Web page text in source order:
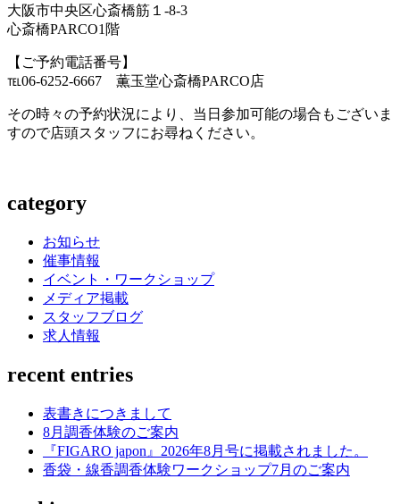
大阪市中央区心斎橋筋１-8-3
心斎橋PARCO1階
【ご予約電話番号】
℡06-6252-6667 薫玉堂心斎橋PARCO店
その時々の予約状況により、当日参加可能の場合もございま
すので店頭スタッフにお尋ねください。
category
お知らせ
催事情報
イベント・ワークショップ
メディア掲載
スタッフブログ
求人情報
recent entries
表書きにつきまして
8月調香体験のご案内
『FIGARO japon』2026年8月号に掲載されました。
香袋・線香調香体験ワークショップ7月のご案内